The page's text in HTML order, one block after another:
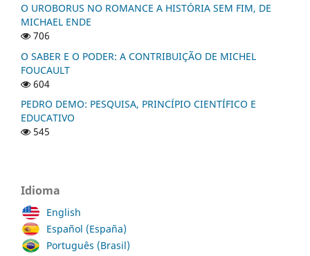
O UROBORUS NO ROMANCE A HISTÓRIA SEM FIM, DE
MICHAEL ENDE
706
O SABER E O PODER: A CONTRIBUIÇÃO DE MICHEL
FOUCAULT
604
PEDRO DEMO: PESQUISA, PRINCÍPIO CIENTÍFICO E
EDUCATIVO
545
Idioma
English
Español (España)
Português (Brasil)